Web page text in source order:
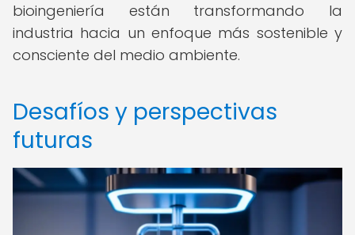
bioingeniería están transformando la
industria hacia un enfoque más sostenible y
consciente del medio ambiente.
Desafíos y perspectivas
futuras